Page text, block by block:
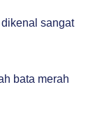
sangat
bata merah